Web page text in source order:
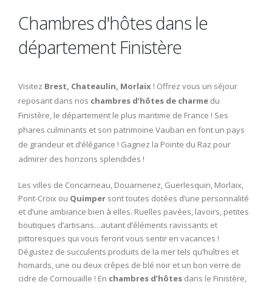
Chambres d'hôtes dans le
département Finistère
Visitez Brest, Chateaulin, Morlaix ! Offrez vous un séjour
reposant dans nos chambres d’hôtes de charme du
Finistère, le département le plus maritime de France ! Ses
phares culminants et son patrimoine Vauban en font un pays
de grandeur et d’élégance ! Gagnez la Pointe du Raz pour
admirer des horizons splendides !
Les villes de Concarneau, Douarnenez, Guerlesquin, Morlaix,
Pont-Croix ou Quimper sont toutes dotées d’une personnalité
et d’une ambiance bien à elles. Ruelles pavées, lavoirs, petites
boutiques d’artisans…autant d’éléments ravissants et
pittoresques qui vous feront vous sentir en vacances !
Dégustez de succulents produits de la mer tels qu’huîtres et
homards, une ou deux crêpes de blé noir et un bon verre de
cidre de Cornouaille ! En chambres d’hôtes dans le Finistère,